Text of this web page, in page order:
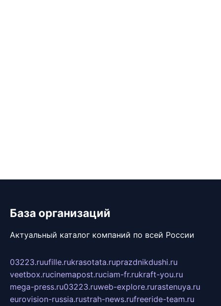
База организаций
Актуальный каталог компаний по всей России
03223.ruufille.rukrasotata.ruprazdnikdushi.ru
veetbox.rucinemapost.ruciam-fr.rukraft-you.ru
mega-press.ru03223.ruweb-explore.rurastenuya.ru
eurovision-russia.rustrah-news.rufreeride-team.ru